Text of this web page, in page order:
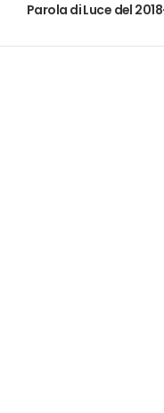
Parola di Luce del